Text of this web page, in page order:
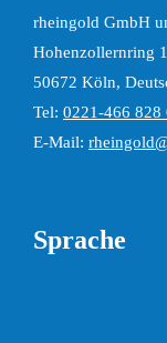
rheingold GmbH
Hohenzollernring
50672 Köln,
Tel: 0221-466 828
E-Mail:
Sprache